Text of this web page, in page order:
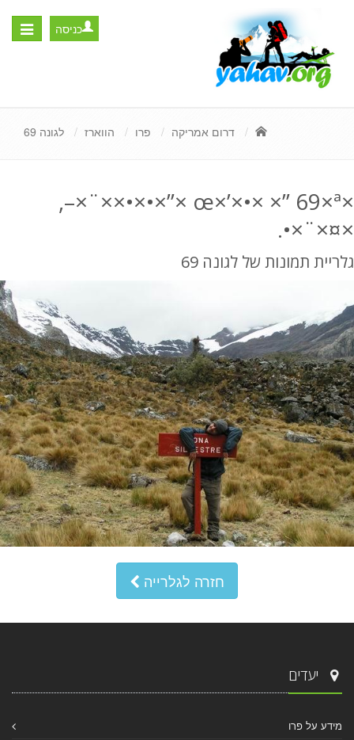
Toggle
כניסה
דרום אמריקה פרו הווארז לגונה 69
×œ×’×•× ×” 69×ª ×”×•×•××¨×–,
×¤×¨×•.
גלריית תמונות של לגונה 69
חזרה לגלרייה
יעדים
מידע על פרו